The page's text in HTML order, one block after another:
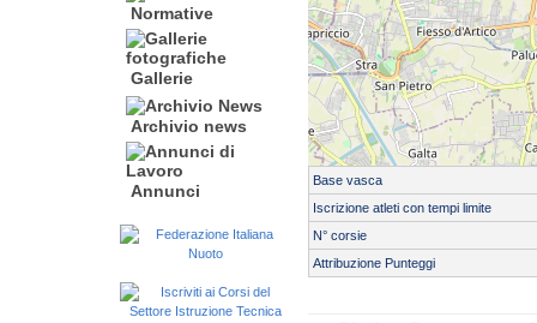
Normative
Gallerie
Archivio news
Annunci
Base vasca
Iscrizione atleti con tempi limite
N° corsie
Attribuzione Punteggi
Servizio di cronometraggio:
Tipo cronometraggio:
Altri: